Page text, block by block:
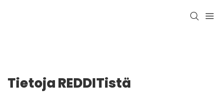
Tietoja REDDITistä